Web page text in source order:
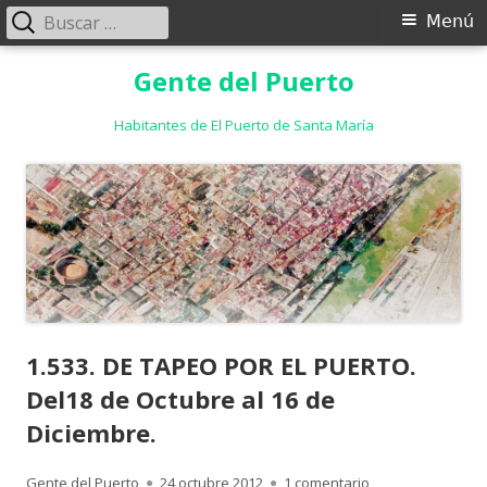
Gente del Puerto
Habitantes de El Puerto de Santa María
Menú
Menú
Buscar:
1.533. DE TAPEO POR EL PUERTO.
Del18 de Octubre al 16 de
Diciembre.
Autor
Gente del Puerto Publicado
24 octubre 2012 1 comentario